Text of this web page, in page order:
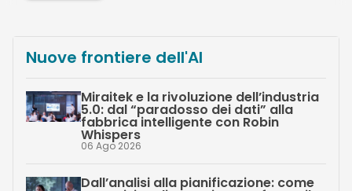
Nuove frontiere dell'AI
Miraitek e la rivoluzione dell’industria
5.0: dal “paradosso dei dati” alla
fabbrica intelligente con Robin
Whispers
06 Ago 2026
Dall’analisi alla pianificazione: come